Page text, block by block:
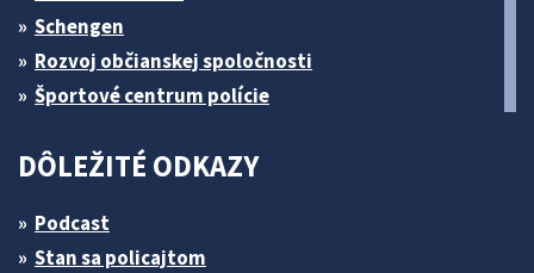
Schengen
Rozvoj občianskej spoločnosti
Športové centrum polície
DÔLEŽITÉ ODKAZY
Podcast
Stan sa policajtom